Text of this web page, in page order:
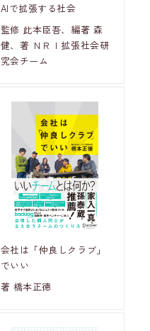
AIで拡張する社会
監修 此本臣吾、編著 森
健、著 ＮＲＩ拡張社会研
究会チーム
会社は「仲良しクラブ」
でいい
著 橋本正徳